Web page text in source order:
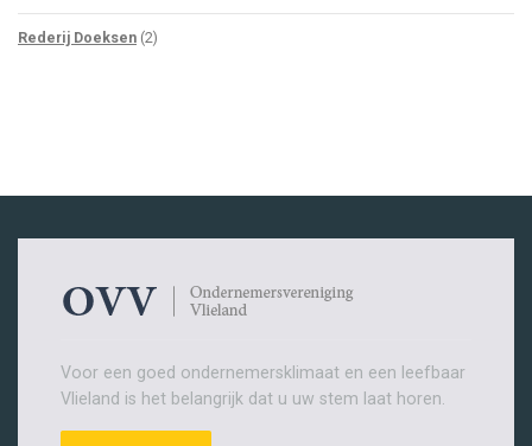
Rederij Doeksen (2)
Voor een goed ondernemersklimaat en een leefbaar
Vlieland is het belangrijk dat u uw stem laat horen.